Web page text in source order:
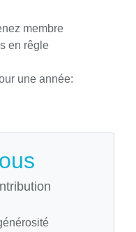
membre
en rêgle
une année: